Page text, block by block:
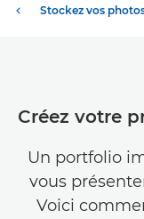
Créez votre
Un portfolio
vous
Voici